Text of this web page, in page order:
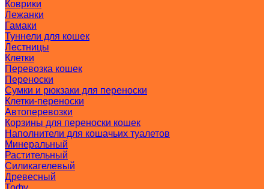
Коврики
Лежанки
Гамаки
Туннели для кошек
Лестницы
Клетки
Перевозка кошек
Переноски
Сумки и рюкзаки для переноски
Клетки-переноски
Автоперевозки
Корзины для переноски кошек
Наполнители для кошачьих туалетов
Минеральный
Растительный
Силикагелевый
Древесный